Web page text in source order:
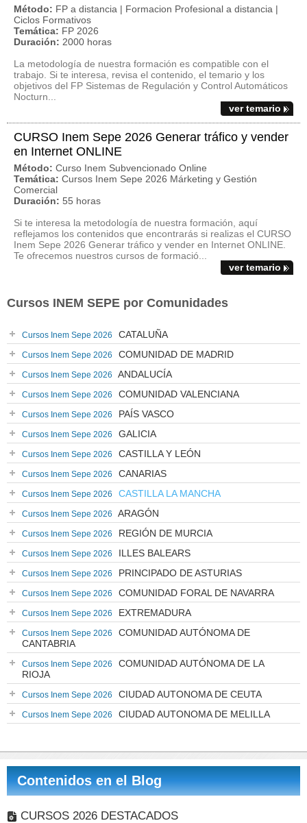
Método: FP a distancia | Formacion Profesional a distancia |
Ciclos Formativos
Temática: FP 2026
Duración: 2000 horas
La metodología de nuestra formación es compatible con el
trabajo. Si te interesa, revisa el contenido, el temario y los
objetivos del FP Sistemas de Regulación y Control Automáticos
Nocturn...
ver temario
CURSO Inem Sepe 2026 Generar tráfico y vender
en Internet ONLINE
Método: Curso Inem Subvencionado Online
Temática: Cursos Inem Sepe 2026 Márketing y Gestión
Comercial
Duración: 55 horas
Si te interesa la metodología de nuestra formación, aquí
reflejamos los contenidos que encontrarás si realizas el CURSO
Inem Sepe 2026 Generar tráfico y vender en Internet ONLINE.
Te ofrecemos nuestros cursos de formació...
ver temario
Cursos INEM SEPE por Comunidades
Cursos Inem Sepe 2026 CATALUÑA
Cursos Inem Sepe 2026 COMUNIDAD DE MADRID
Cursos Inem Sepe 2026 ANDALUCÍA
Cursos Inem Sepe 2026 COMUNIDAD VALENCIANA
Cursos Inem Sepe 2026 PAÍS VASCO
Cursos Inem Sepe 2026 GALICIA
Cursos Inem Sepe 2026 CASTILLA Y LEÓN
Cursos Inem Sepe 2026 CANARIAS
Cursos Inem Sepe 2026 CASTILLA LA MANCHA
Cursos Inem Sepe 2026 ARAGÓN
Cursos Inem Sepe 2026 REGIÓN DE MURCIA
Cursos Inem Sepe 2026 ILLES BALEARS
Cursos Inem Sepe 2026 PRINCIPADO DE ASTURIAS
Cursos Inem Sepe 2026 COMUNIDAD FORAL DE NAVARRA
Cursos Inem Sepe 2026 EXTREMADURA
Cursos Inem Sepe 2026
COMUNIDAD AUTÓNOMA DE
CANTABRIA
Cursos Inem Sepe 2026
COMUNIDAD AUTÓNOMA DE LA
RIOJA
Cursos Inem Sepe 2026 CIUDAD AUTONOMA DE CEUTA
Cursos Inem Sepe 2026 CIUDAD AUTONOMA DE MELILLA
Contenidos en el Blog
CURSOS 2026 DESTACADOS